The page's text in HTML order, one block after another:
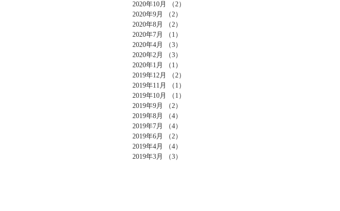
2020年10月
（2）
2020年9月
（2）
2020年8月
（2）
2020年7月
（1）
2020年4月
（3）
2020年2月
（3）
2020年1月
（1）
2019年12月
（2）
2019年11月
（1）
2019年10月
（1）
2019年9月
（2）
2019年8月
（4）
2019年7月
（4）
2019年6月
（2）
2019年4月
（4）
2019年3月
（3）